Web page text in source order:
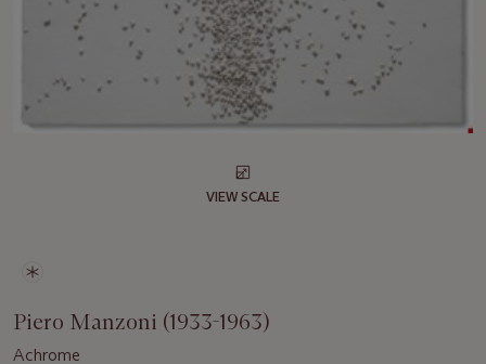
VIEW SCALE
Piero Manzoni (1933-1963)
Achrome